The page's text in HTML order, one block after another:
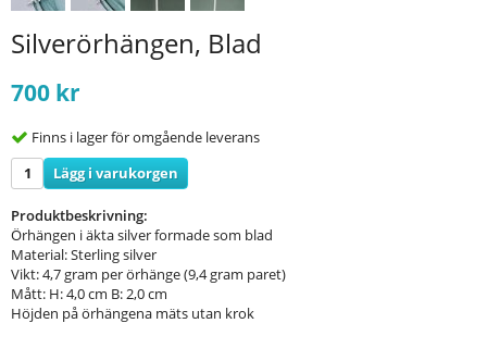
Silverörhängen, Blad
700 kr
Finns i lager för omgående leverans
Lägg i varukorgen
Produktbeskrivning:
Örhängen i äkta silver formade som blad
Material: Sterling silver
Vikt: 4,7 gram per örhänge (9,4 gram paret)
Mått: H: 4,0 cm B: 2,0 cm
Höjden på örhängena mäts utan krok